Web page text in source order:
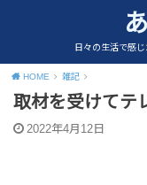
日々の生活で感
HOME 雑記
取材を受けてテ
2022年4月12日